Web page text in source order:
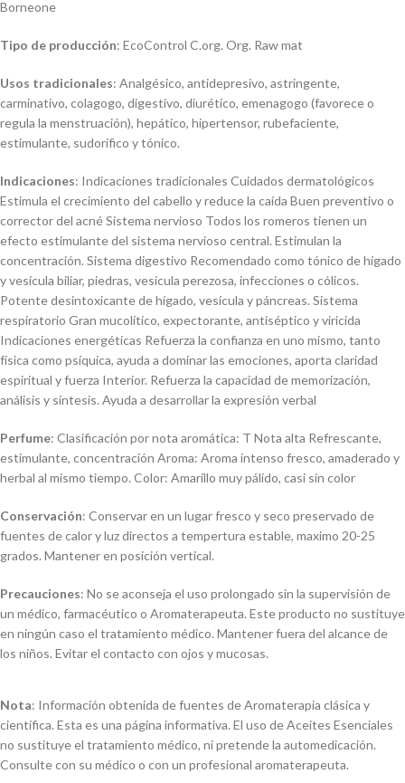
Borneone
Tipo de producción: EcoControl C.org. Org. Raw mat
Usos tradicionales: Analgésico, antidepresivo, astringente,
carminativo, colagogo, digestivo, diurético, emenagogo (favorece o
regula la menstruación), hepático, hipertensor, rubefaciente,
estimulante, sudorífico y tónico.
Indicaciones: Indicaciones tradicionales Cuidados dermatológicos
Estimula el crecimiento del cabello y reduce la caída Buen preventivo o
corrector del acné Sistema nervioso Todos los romeros tienen un
efecto estimulante del sistema nervioso central. Estimulan la
concentración. Sistema digestivo Recomendado como tónico de hígado
y vesícula biliar, piedras, vesícula perezosa, infecciones o cólicos.
Potente desintoxicante de hígado, vesícula y páncreas. Sistema
respiratorio Gran mucolítico, expectorante, antiséptico y viricida
Indicaciones energéticas Refuerza la confianza en uno mismo, tanto
física como psíquica, ayuda a dominar las emociones, aporta claridad
espiritual y fuerza Interior. Refuerza la capacidad de memorización,
análisis y síntesis. Ayuda a desarrollar la expresión verbal
Perfume: Clasificación por nota aromática: T Nota alta Refrescante,
estimulante, concentración Aroma: Aroma intenso fresco, amaderado y
herbal al mismo tiempo. Color: Amarillo muy pálido, casi sin color
Conservación: Conservar en un lugar fresco y seco preservado de
fuentes de calor y luz directos a tempertura estable, maximo 20-25
grados. Mantener en posición vertical.
Precauciones: No se aconseja el uso prolongado sin la supervisión de
un médico, farmacéutico o Aromaterapeuta. Este producto no sustituye
en ningún caso el tratamiento médico. Mantener fuera del alcance de
los niños. Evitar el contacto con ojos y mucosas.
Nota: Información obtenida de fuentes de Aromaterapia clásica y
científica. Esta es una página informativa. El uso de Aceites Esenciales
no sustituye el tratamiento médico, ni pretende la automedicación.
Consulte con su médico o con un profesional aromaterapeuta.